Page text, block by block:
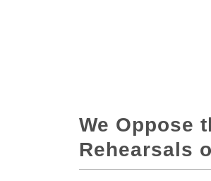
We Oppose
Rehearsals